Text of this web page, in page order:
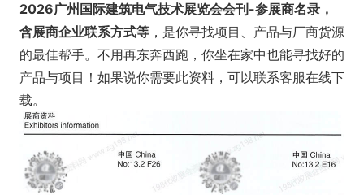
2026广州国际建筑电气技术展览会会刊-参展商名录，
含展商企业联系方式等 ，是你寻找项目、产品与厂商货源
的最佳帮手。不用再东奔西跑，你坐在家中也能寻找好的
产品与项目！如果说你需要此资料，可以联系客服在线下
载。